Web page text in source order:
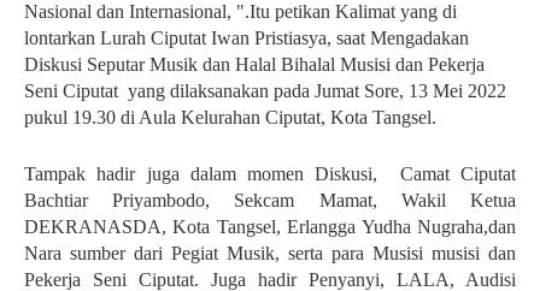
Nasional dan Internasional, ".Itu petikan Kalimat yang di
lontarkan Lurah Ciputat Iwan Pristiasya, saat Mengadakan
Diskusi Seputar Musik dan Halal Bihalal Musisi dan Pekerja
Seni Ciputat yang dilaksanakan pada Jumat Sore, 13 Mei 2022
pukul 19.30 di Aula Kelurahan Ciputat, Kota Tangsel.
Tampak hadir juga dalam momen Diskusi,
Camat Ciputat
Bachtiar Priyambodo, Sekcam Mamat, Wakil Ketua
DEKRANASDA, Kota Tangsel, Erlangga Yudha Nugraha,dan
Nara sumber dari Pegiat Musik, serta para Musisi musisi dan
Pekerja Seni Ciputat. Juga hadir Penyanyi, LALA, Audisi